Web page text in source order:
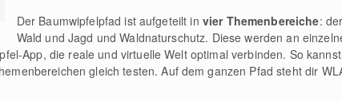
Der Baumwipfelpfad ist aufgeteilt in vier Themenbereiche:
Wald und Jagd und Waldnaturschutz. Diese werden an
App, die reale und virtuelle Welt optimal verbinden. So
gleich testen. Auf dem ganzen Pfad steht dir